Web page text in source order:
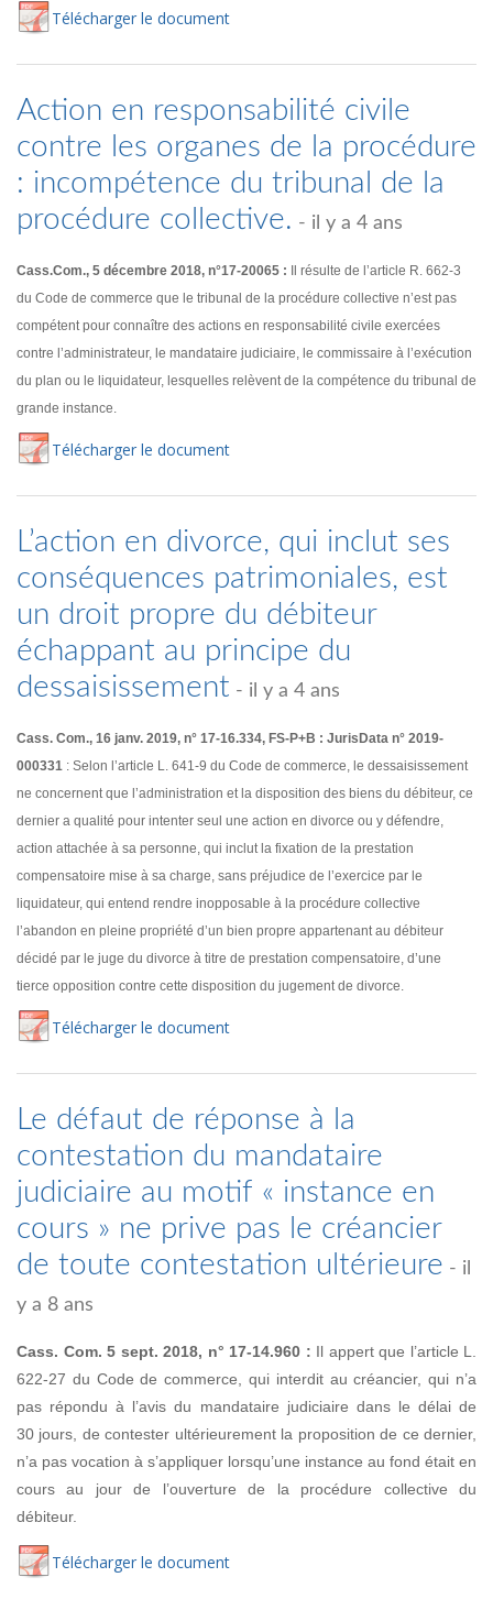
Télécharger le document
Action en responsabilité civile
contre les organes de la procédure
: incompétence du tribunal de la
procédure collective. - il y a 4 ans
Cass.Com., 5 décembre 2018, n°17-20065 :
Il résulte de l’article R. 662-3
du Code de commerce que le tribunal de la procédure collective n’est pas
compétent pour connaître des actions en responsabilité civile exercées
contre l’administrateur, le mandataire judiciaire, le commissaire à l’exécution
du plan ou le liquidateur, lesquelles relèvent de la compétence du tribunal de
grande instance.
Télécharger le document
L’action en divorce, qui inclut ses
conséquences patrimoniales, est
un droit propre du débiteur
échappant au principe du
dessaisissement - il y a 4 ans
Cass. Com., 16 janv. 2019, n° 17-16.334, FS-P+B : JurisData n° 2019-
000331 : Selon l’article L. 641-9 du Code de commerce, le dessaisissement
ne concernent que l’administration et la disposition des biens du débiteur, ce
dernier a qualité pour intenter seul une action en divorce ou y défendre,
action attachée à sa personne, qui inclut la fixation de la prestation
compensatoire mise à sa charge, sans préjudice de l’exercice par le
liquidateur, qui entend rendre inopposable à la procédure collective
l’abandon en pleine propriété d’un bien propre appartenant au débiteur
décidé par le juge du divorce à titre de prestation compensatoire, d’une
tierce opposition contre cette disposition du jugement de divorce.
Télécharger le document
Le défaut de réponse à la
contestation du mandataire
judiciaire au motif « instance en
cours » ne prive pas le créancier
de toute contestation ultérieure - il
y a 8 ans
Cass. Com. 5 sept. 2018, n° 17-14.960 : Il appert que l’article L.
622-27 du Code de commerce, qui interdit au créancier, qui n’a
pas répondu à l’avis du mandataire judiciaire dans le délai de
30 jours, de contester ultérieurement la proposition de ce dernier,
n’a pas vocation à s’appliquer lorsqu’une instance au fond était en
cours au jour de l’ouverture de la procédure collective du
débiteur.
Télécharger le document